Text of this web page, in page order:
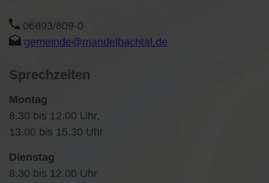
06893/809-0
gemeinde@mandelbachtal.de
Sprechzeiten
Montag
8.30 bis 12.00 Uhr,
13.00 bis 15.30 Uhr
Dienstag
8.30 bis 12.00 Uhr